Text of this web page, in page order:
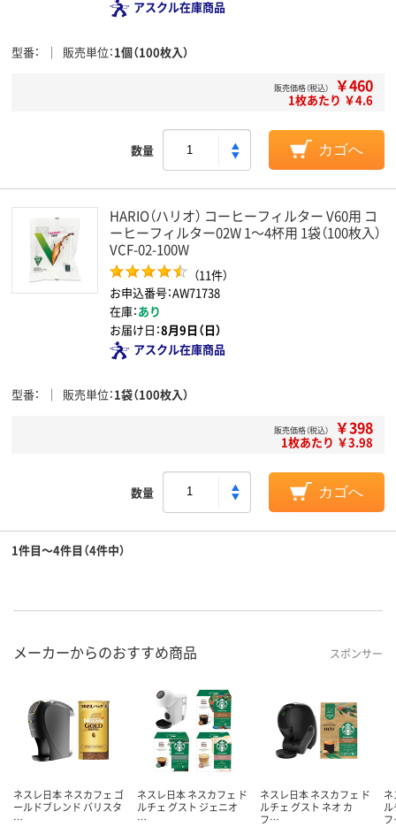
アスクル在庫商品
型番 販売単位 1個（100枚入）
販売価格（税込） ￥460
1枚あたり ￥4.6
数量 カゴへ
HARIO（ハリオ） コーヒーフィルター V60用 コ
ーヒーフィルター02W 1～4杯用 1袋（100枚入）
VCF-02-100W
（11件）
お申込番号：AW71738
在庫：あり
お届け日：8月9日（日）
アスクル在庫商品
型番 販売単位 1袋（100枚入）
販売価格（税込） ￥398
1枚あたり ￥3.98
数量 カゴへ
1件目～4件目（4件中）
メーカーからのおすすめ商品 スポンサー
ネスレ日本 ネスカフェ ゴ
ールドブレンド バリスタ
…
ネスレ日本 ネスカフェ ド
ルチェ グスト ジェニオ
…
ネスレ日本 ネスカフェ ド
ルチェ グスト ネオ カ
フ…